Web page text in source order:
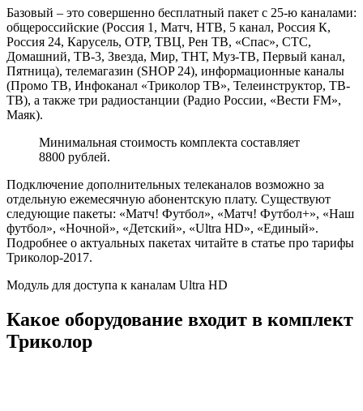
Базовый пакет включает: спутниковую антенну и детали для
Узнать подробнее о всех компонентах можно из нашей статьи
«Что входит в комплект Триколор ТВ«.
Этапы установки
Монтаж спутниковой тарелки
Установка Триколор ТВ не отличается от установки любого
другого спутникового телевидения и начинается с монтажа
антенны, который можно доверить специалистам. Стоит такая
услуга вместе с настройкой приемника –
принципе, это небольшая сумма. Но чтобы сэкономить на
стоимости установки оборудования, монтаж Триколор можно
выполнить самостоятельно.